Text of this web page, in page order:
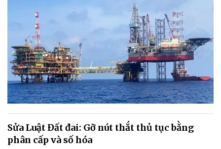
Sửa Luật Đất đai: Gỡ nút thắt thủ tục bằng
phân cấp và số hóa